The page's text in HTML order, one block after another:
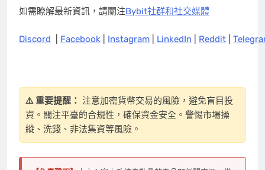
如需瞭解最新資訊，請關注Bybit社群和社交媒體
Discord Facebook Instagram LinkedIn Reddit
⚠️ 重要提醒： 注意加密貨幣交易的風險，避免盲目投
資。關注平臺的合規性，確保資金安全。警惕市場操
縱、洗錢、非法集資等風險。